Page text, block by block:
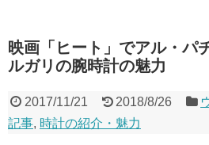
映画「ヒート」でアル・パ
ルガリの腕時計の魅力
2017/11/21 2018/8/26
記事, 時計の紹介・魅力